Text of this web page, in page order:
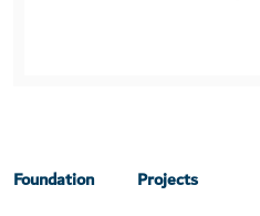
Foundation
Projects